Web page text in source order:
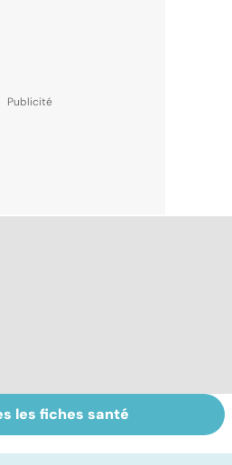
Covid-19 : tout
savoir sur la
les fiches santé